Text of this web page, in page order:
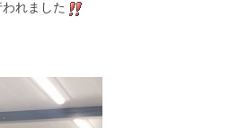
れました